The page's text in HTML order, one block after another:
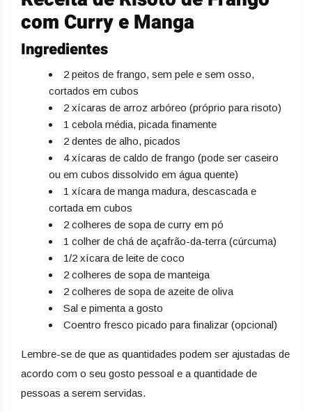
com Curry e Manga
Ingredientes
2 peitos de frango, sem pele e sem osso,
cortados em cubos
2 xícaras de arroz arbóreo (próprio para risoto)
1 cebola média, picada finamente
2 dentes de alho, picados
4 xícaras de caldo de frango (pode ser caseiro
ou em cubos dissolvido em água quente)
1 xícara de manga madura, descascada e
cortada em cubos
2 colheres de sopa de curry em pó
1 colher de chá de açafrão-da-terra (cúrcuma)
1/2 xícara de leite de coco
2 colheres de sopa de manteiga
2 colheres de sopa de azeite de oliva
Sal e pimenta a gosto
Coentro fresco picado para finalizar (opcional)
Lembre-se de que as quantidades podem ser ajustadas de
acordo com o seu gosto pessoal e a quantidade de
pessoas a serem servidas.